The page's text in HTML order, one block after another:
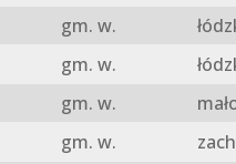
gm. w.
gm. w.
gm. w.
gm. w.